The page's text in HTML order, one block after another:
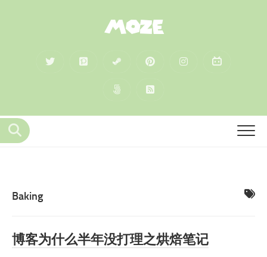
MOZE
Baking
博客为什么半年没打理之烘焙笔记